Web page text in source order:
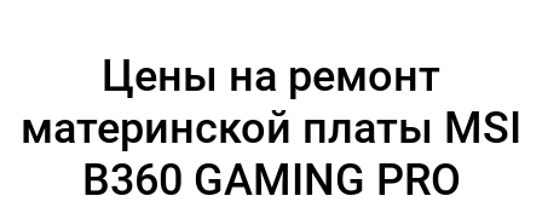
Цены на ремонт
материнской платы MSI
B360 GAMING PRO